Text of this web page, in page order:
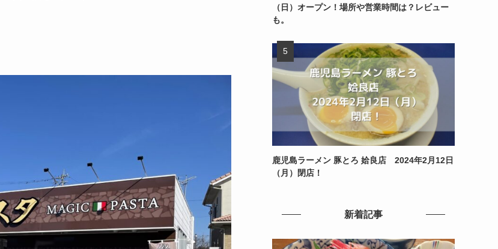
（日）オープン！場所や営業時間は？レビュー
も。
鹿児島ラーメン 豚とろ 姶良店 2024年2月12日
（月）閉店！
新着記事